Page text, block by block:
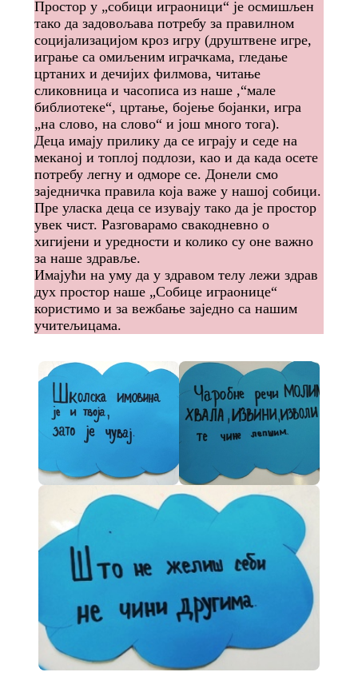
Простор у „собици играоници“ је осмишљен
тако да задовољава потребу за правилном
социјализацијом кроз игру (друштвене игре,
играње са омиљеним играчкама, гледање
цртаних и дечијих филмова, читање
сликовница и часописа из наше ,“мале
библиотеке“, цртање, бојење бојанки, игра
„на слово, на слово“ и још много тога).
Деца имају прилику да се играју и седе на
меканој и топлој подлози, као и да када осете
потребу легну и одморе се. Донели смо
заједничка правила која важе у нашој собици.
Пре уласка деца се изувају тако да је простор
увек чист. Разговарамо свакодневно о
хигијени и уредности и колико су оне важно
за наше здравље.
Имајући на уму да у здравом телу лежи здрав
дух простор наше „Собице играонице“
користимо и за вежбање заједно са нашим
учитељицама.